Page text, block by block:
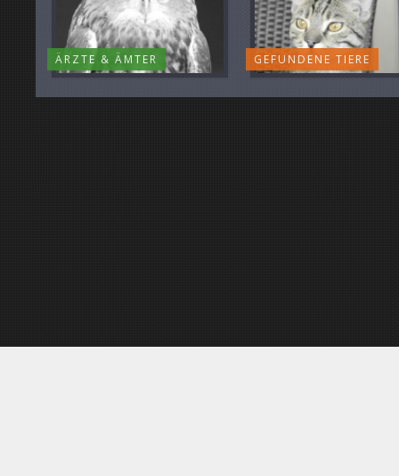
ÄRZTE & ÄMTER GEFUNDENE TIERE